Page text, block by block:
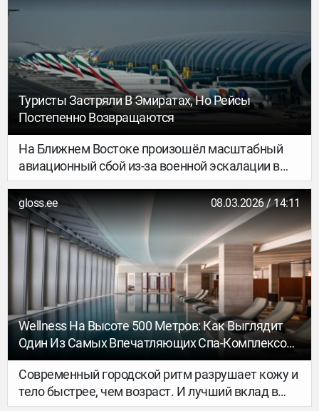
праздников и гастрономических фестивалей до
программ для перезагрузки после зимы.
Рассказываем о самых интересных новостях
сезона — от Баку и Мальдив до Шотландии и
побережья Красного моря.
Туристы Застряли В Эмиратах, Но Рейсы
Постепенно Возвращаются
На Ближнем Востоке произошёл масштабный
авиационный сбой из-за военной эскалации в
регионе.
gloss.ee 08.03.2026 / 14:11
Wellness На Высоте 500 Метров: Как Выглядит
Один Из Самых Впечатляющих Спа-Комплексов
Мира
Современный городской ритм разрушает кожу и
тело быстрее, чем возраст. И лучший вклад в